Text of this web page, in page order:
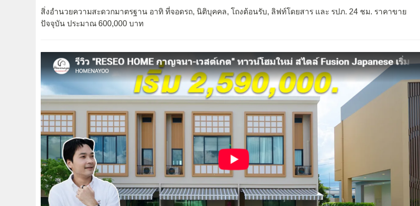
สิ่งอำนวยความสะดวกมาตรฐาน อาทิ ที่จอดรถ, นิติบุคคล, โถงต้อนรับ, ลิฟท์โดยสาร และ รปภ. 24 ชม. ราคาขาย
ปัจจุบัน ประมาณ 600,000 บาท